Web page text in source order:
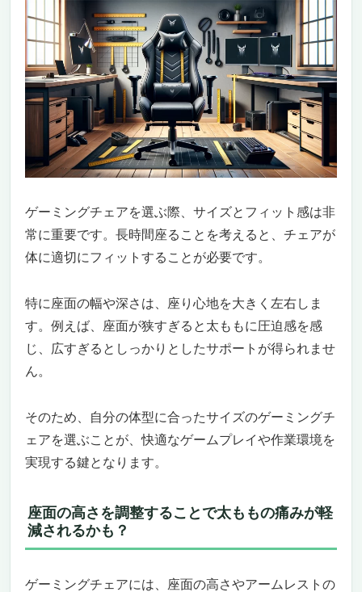
多機能性とスタイリッシュなデザイン – SKYE
ゲーミングチェア
快適性と多機能性の融合
使いやすさと組立の簡単さ
安心の品質保証
究極の快適さを追求 – AutoFull(オートフル) ゲ
ーミングチェア
豪華なデザインと上質な素材
多機能性でカスタマイズ可能
ファブリックの快適さとスタイル – AKRacing
ゲーミングチェア WOLF
快適なファブリック素材
安心の長期保証
ゲーミングチェアを選ぶ際、サイズとフィット感は非
常に重要です。長時間座ることを考えると、チェアが
体に適切にフィットすることが必要です。
特に座面の幅や深さは、座り心地を大きく左右しま
す。例えば、座面が狭すぎると太ももに圧迫感を感
じ、広すぎるとしっかりとしたサポートが得られませ
ん。
そのため、自分の体型に合ったサイズのゲーミングチ
ェアを選ぶことが、快適なゲームプレイや作業環境を
実現する鍵となります。
座面の高さを調整することで太ももの痛みが軽
減されるかも？
ゲーミングチェアには、座面の高さやアームレストの